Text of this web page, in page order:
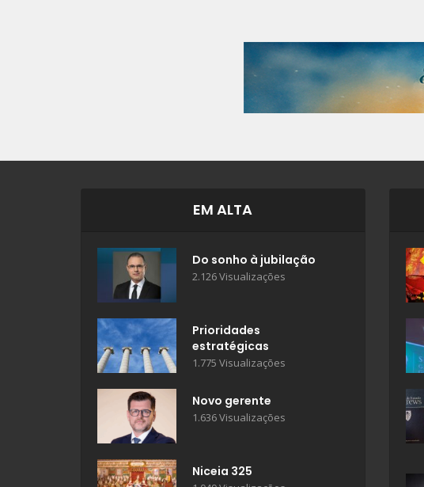
EM ALTA
Do sonho à jubilação
2.126 Visualizações
Prioridades
estratégicas
1.775 Visualizações
Novo gerente
1.636 Visualizações
Niceia 325